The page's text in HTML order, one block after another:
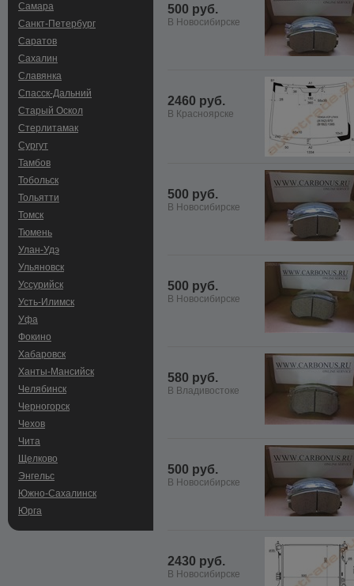
Самара
Санкт-Петербург
Саратов
Сахалин
Славянка
Спасск-Дальний
Старый Оскол
Стерлитамак
Сургут
Тамбов
Тобольск
Тольятти
Томск
Тюмень
Улан-Удэ
Ульяновск
Уссурийск
Усть-Илимск
Уфа
Фокино
Хабаровск
Ханты-Мансийск
Челябинск
Черногорск
Чехов
Чита
Щелково
Энгельс
Южно-Сахалинск
Юрга
500 руб.
В Новосибирске
2460 руб.
В Красноярске
500 руб.
В Новосибирске
500 руб.
В Новосибирске
580 руб.
В Владивостоке
500 руб.
В Новосибирске
2430 руб.
В Новосибирске